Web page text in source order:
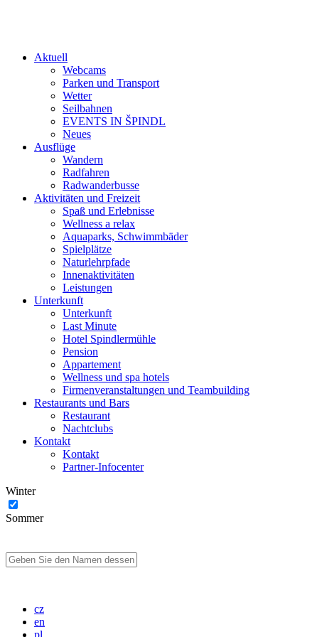
Aktuell
Webcams
Parken und Transport
Wetter
Seilbahnen
EVENTS IN ŠPINDL
Neues
Ausflüge
Wandern
Radfahren
Radwanderbusse
Aktivitäten und Freizeit
Spaß und Erlebnisse
Wellness a relax
Aquaparks, Schwimmbäder
Spielplätze
Naturlehrpfade
Innenaktivitäten
Leistungen
Unterkunft
Unterkunft
Last Minute
Hotel Spindlermühle
Pension
Appartement
Wellness und spa hotels
Firmenveranstaltungen und Teambuilding
Restaurants und Bars
Restaurant
Nachtclubs
Kontakt
Kontakt
Partner-Infocenter
Winter
Sommer
cz
en
pl